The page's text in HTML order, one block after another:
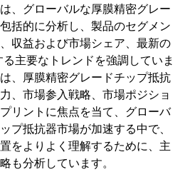
、グローバルな厚膜精密グレー
括的に分析し、製品のセグメン
収益および市場シェア、最新の
主要なトレンドを強調していま
、厚膜精密グレードチップ抵抗
、市場参入戦略、市場ポジショ
リントに焦点を当て、グローバ
プ抵抗器市場が加速する中で、
をよりよく理解するために、主
も分析しています。